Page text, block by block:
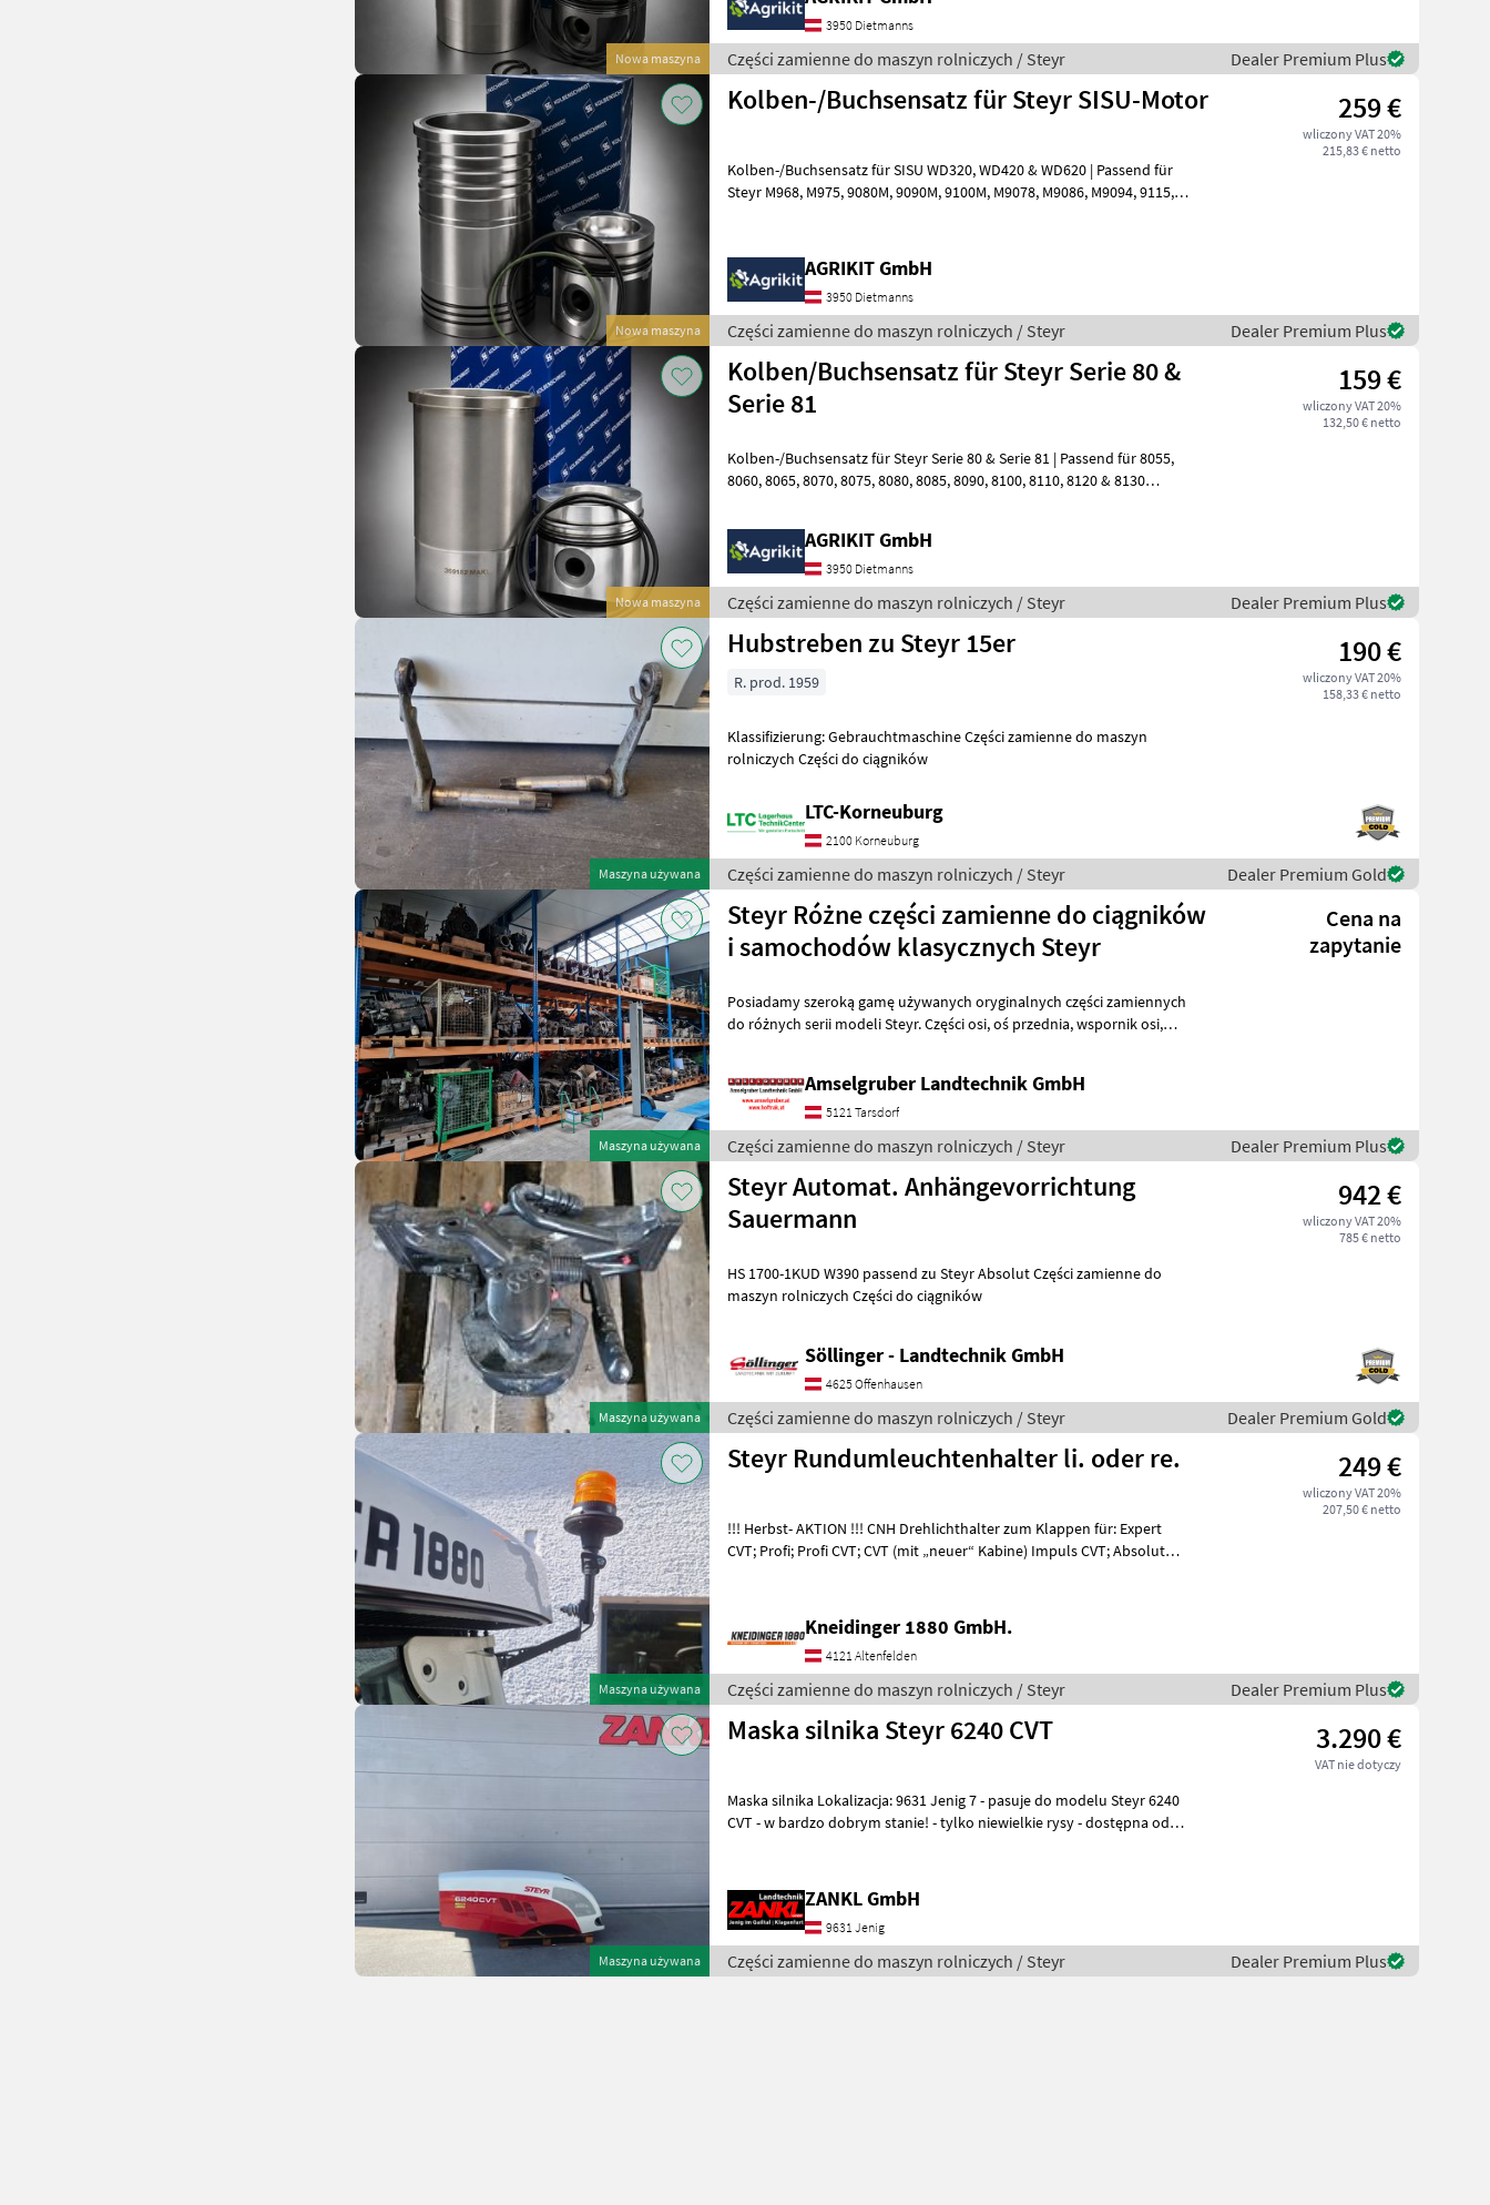
Nowa maszyna
3950 Dietmanns
Części zamienne do maszyn rolniczych / Steyr Dealer Premium Plus
Nowa maszyna
Kolben-/Buchsensatz für Steyr SISU-Motor 259 €
wliczony VAT 20%
215,83 € netto
Kolben-/Buchsensatz für SISU WD320, WD420 & WD620 | Passend für
Steyr M968, M975, 9080M, 9090M, 9100M, M9078, M9086, M9094, 9115,
AGRIKIT GmbH
3950 Dietmanns
Części zamienne do maszyn rolniczych / Steyr Dealer Premium Plus
Nowa maszyna
Kolben/Buchsensatz für Steyr Serie 80 &
Serie 81
159 €
wliczony VAT 20%
132,50 € netto
Kolben-/Buchsensatz für Steyr Serie 80 & Serie 81 | Passend für 8055,
8060, 8065, 8070, 8075, 8080, 8085, 8090, 8100, 8110, 8120 & 8130
AGRIKIT GmbH
3950 Dietmanns
Części zamienne do maszyn rolniczych / Steyr Dealer Premium Plus
Maszyna używana
Hubstreben zu Steyr 15er 190 €
wliczony VAT 20%
158,33 € netto
R. prod. 1959
Klassifizierung: Gebrauchtmaschine Części zamienne do maszyn
rolniczych Części do ciągników
LTC-Korneuburg
2100 Korneuburg
Części zamienne do maszyn rolniczych / Steyr Dealer Premium Gold
Maszyna używana
Steyr Różne części zamienne do ciągników
i samochodów klasycznych Steyr
Cena na
zapytanie
Posiadamy szeroką gamę używanych oryginalnych części zamiennych
do różnych serii modeli Steyr. Części osi, oś przednia, wspornik osi,
Amselgruber Landtechnik GmbH
5121 Tarsdorf
Części zamienne do maszyn rolniczych / Steyr Dealer Premium Plus
Maszyna używana
Steyr Automat. Anhängevorrichtung
Sauermann
942 €
wliczony VAT 20%
785 € netto
HS 1700-1KUD W390 passend zu Steyr Absolut Części zamienne do
maszyn rolniczych Części do ciągników
Söllinger - Landtechnik GmbH
4625 Offenhausen
Części zamienne do maszyn rolniczych / Steyr Dealer Premium Gold
Maszyna używana
Steyr Rundumleuchtenhalter li. oder re. 249 €
wliczony VAT 20%
207,50 € netto
!!! Herbst- AKTION !!! CNH Drehlichthalter zum Klappen für: Expert
CVT; Profi; Profi CVT; CVT (mit „neuer“ Kabine) Impuls CVT; Absolut
Kneidinger 1880 GmbH.
4121 Altenfelden
Części zamienne do maszyn rolniczych / Steyr Dealer Premium Plus
Maszyna używana
Maska silnika Steyr 6240 CVT 3.290 €
VAT nie dotyczy
Maska silnika Lokalizacja: 9631 Jenig 7 - pasuje do modelu Steyr 6240
CVT - w bardzo dobrym stanie! - tylko niewielkie rysy - dostępna od
ZANKL GmbH
9631 Jenig
Części zamienne do maszyn rolniczych / Steyr Dealer Premium Plus